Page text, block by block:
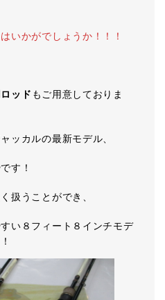
いかがでしょうか！！！
ッド もご用意しておりま
ッカルの最新モデル、
です！
扱うことができ、
い８フィート８インチモデ